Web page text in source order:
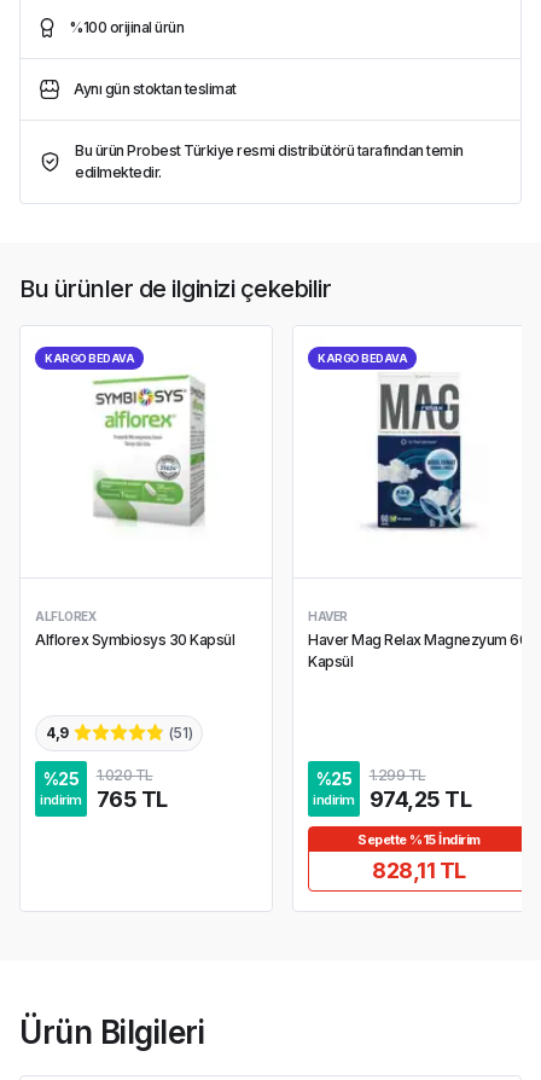
%100 orijinal ürün
Aynı gün stoktan teslimat
Bu ürün Probest Türkiye resmi distribütörü tarafından temin
edilmektedir.
Bu ürünler de ilginizi çekebilir
KARGO BEDAVA
ALFLOREX
Alflorex Symbiosys 30 Kapsül
4,9 (51)
%25
indirim
1.020 TL
765 TL
KARGO BEDAVA
HAVER
Haver Mag Relax Magnezyum 60
Kapsül
%25
indirim
1.299 TL
974,25 TL
Sepette %15 İndirim
828,11 TL
Ürün Bilgileri